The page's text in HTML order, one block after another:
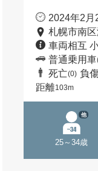
2024年2月
札幌市南
車両相互
普通乗用車
死亡(0) 負傷
距離103m
25～34歳
他